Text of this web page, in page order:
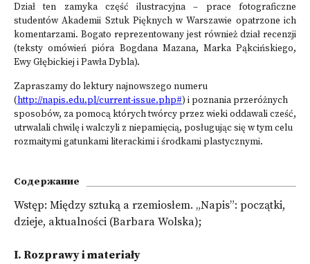
Dział ten zamyka część ilustracyjna – prace fotograficzne
studentów Akademii Sztuk Pięknych w Warszawie opatrzone ich
komentarzami. Bogato reprezentowany jest również dział recenzji
(teksty omówień pióra Bogdana Mazana, Marka Pąkcińskiego,
Ewy Głębickiej i Pawła Dybla).
Zapraszamy do lektury najnowszego numeru
(http://napis.edu.pl/current-issue.php#) i poznania przeróżnych
sposobów, za pomocą których twórcy przez wieki oddawali cześć,
utrwalali chwilę i walczyli z niepamięcią, posługując się w tym celu
rozmaitymi gatunkami literackimi i środkami plastycznymi.
Содержание
Wstęp: Między sztuką a rzemiosłem. „Napis”: początki,
dzieje, aktualności (Barbara Wolska);
I. Rozprawy i materiały